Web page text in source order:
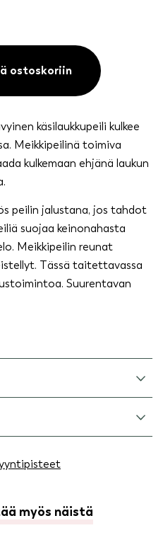
ostoskoriin
käsilaukkupeili kulkee
Meikkipeilinä toimiva
kulkemaan ehjänä laukun
peilin jalustana, jos tahdot
suojaa keinonahasta
Meikkipeilin reunat
Tässä taitettavassa
Suurentavan
myös näistä